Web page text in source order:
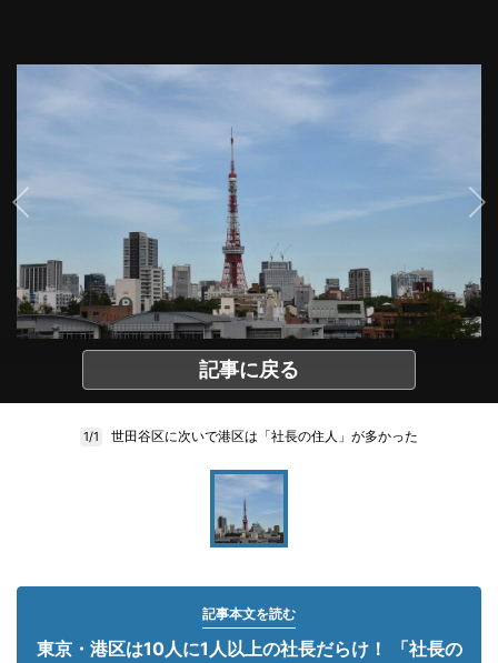
記事に戻る
1/1 世田谷区に次いで港区は「社長の住人」が多かった
記事本文を読む
東京・港区は10人に1人以上の社長だらけ！ 「社長の